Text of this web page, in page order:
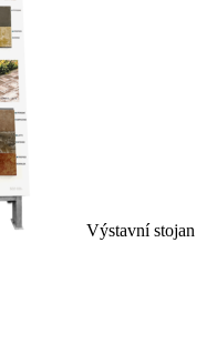
Výstavní stojan